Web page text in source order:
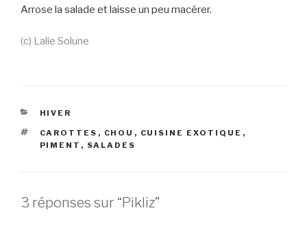
Arrose la salade et laisse un peu macérer.
(c) Lalie Solune
CATÉGORIES
HIVER
ÉTIQUETTES
CAROTTES , CHOU , CUISINE EXOTIQUE ,
PIMENT , SALADES
3 réponses sur “Pikliz”